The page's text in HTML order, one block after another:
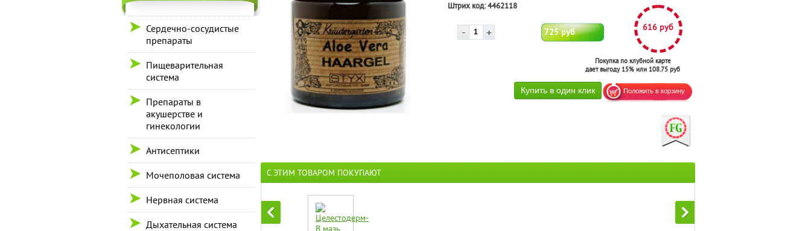
Сердечно-сосудистые
препараты
Пищеварительная
система
Препараты в
акушерстве и
гинекологии
Антисептики
Мочеполовая система
Нервная система
Дыхательная система
Штрих код:4462118
725 руб 616 руб
Покупка по клубной карте
дает выгоду 15% или 108.75 руб
С ЭТИМ ТОВАРОМ ПОКУПАЮТ